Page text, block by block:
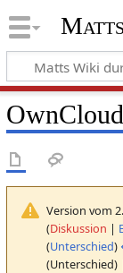
Version vom
(Diskussion |
(Unterschied)